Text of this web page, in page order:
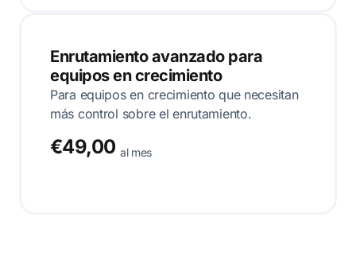
Enrutamiento avanzado para
equipos en crecimiento
Para equipos en crecimiento que necesitan
más control sobre el enrutamiento.
€49,00 al mes